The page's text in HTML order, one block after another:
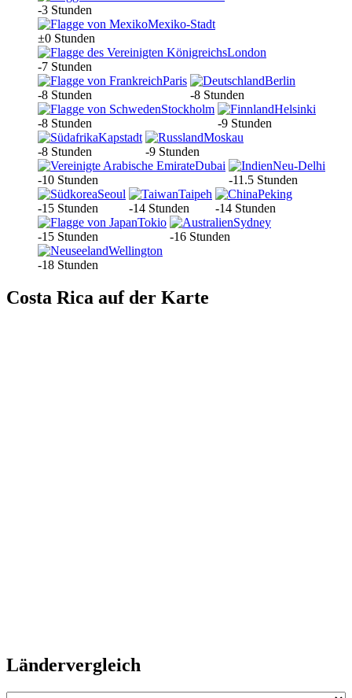
-3 Stunden
Mexiko-Stadt
±0 Stunden
London
-7 Stunden
Paris
-8 Stunden
Berlin
-8 Stunden
Stockholm
-8 Stunden
Helsinki
-9 Stunden
Kapstadt
-8 Stunden
Moskau
-9 Stunden
Dubai
-10 Stunden
Neu-Delhi
-11.5 Stunden
Seoul
-15 Stunden
Taipeh
-14 Stunden
Peking
-14 Stunden
Tokio
-15 Stunden
Sydney
-16 Stunden
Wellington
-18 Stunden
Costa Rica auf der Karte
Ländervergleich